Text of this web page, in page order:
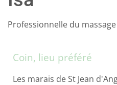
Professionnelle du
Coin, lieu préféré
Les marais de St Jean